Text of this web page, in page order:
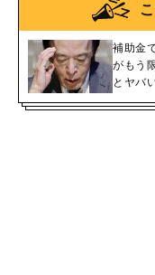
補助金
がもう
とヤバ